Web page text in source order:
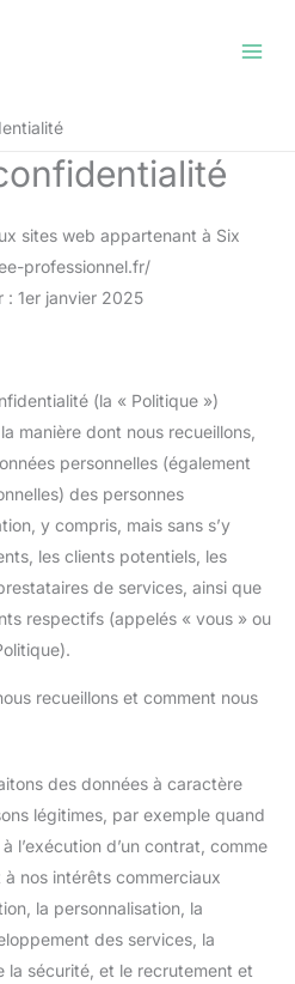
sites web appartenant à Six
professionnel.fr/
: 1er janvier 2025
(la « Politique »)
manière dont nous recueillons,
personnelles (également
des personnes
y compris, mais sans s’y
les clients potentiels, les
de services, ainsi que
respectifs (appelés « vous » ou
recueillons et comment nous
des données à caractère
légitimes, par exemple quand
l’exécution d’un contrat, comme
nos intérêts commerciaux
la personnalisation, la
des services, la
la sécurité, et le recrutement et